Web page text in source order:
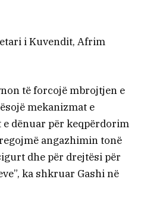
i Kuvendit, Afrim
të forcojë mbrojtjen e
mekanizmat e
dënuar për keqpërdorim
angazhimin tonë
dhe për drejtësi për
ka shkruar Gashi në